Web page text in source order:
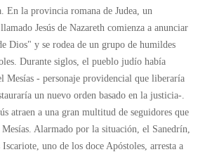
En la provincia romana de Judea, un
Jesús de Nazareth comienza a anunciar
Dios" y se rodea de un grupo de humildes
Durante siglos, el pueblo judío había
Mesías - personaje providencial que liberaría
un nuevo orden basado en la justicia-.
atraen a una gran multitud de seguidores que
Alarmado por la situación, el Sanedrín,
Iscariote, uno de los doce Apóstoles, arresta a